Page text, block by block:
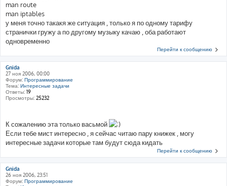
man route
man iptables
у меня точно такакя же ситуация , только я по одному тарифу
странички гружу а по другому музыку качаю , оба работают
одновременно
Перейти к сообщению
Gnida
27 ноя 2006, 00:00
Форум: Программирование
Тема: Интересные задачи
Ответы: 19
Просмотры: 25232
К сожалению эта только васьмой
Если тебе мист интересно , я сейчас читаю пару книжек , могу
интересные задачи которые там будут сюда кидать
Перейти к сообщению
Gnida
26 ноя 2006, 23:51
Форум: Программирование